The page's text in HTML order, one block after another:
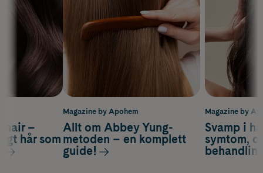
Magazine by
Svamp i
symtom,
hair –
hår som
Magazine by Apohem
Allt om Abbey Yung-
metoden – en komplett
guide!